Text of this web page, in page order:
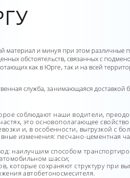
материал и минуя при этом
обстоятельств, связанных с
как в Юрге, так и на всей
служба, занимающаяся доставкой
соблюдают наши водители,
это основополагающее
и, в особенности, выгрузкой с
изменения: песчано-цементная
наилучшим способом
шасси;
сохраняют структуру при
автобетоносмесителя.